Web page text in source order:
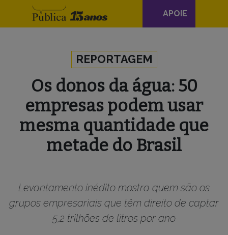
Navegação
principal
APOIE
REPORTAGEM
Os donos da água: 50
empresas podem usar
mesma quantidade que
metade do Brasil
Levantamento inédito mostra quem são os
grupos empresariais que têm direito de captar
5,2 trilhões de litros por ano